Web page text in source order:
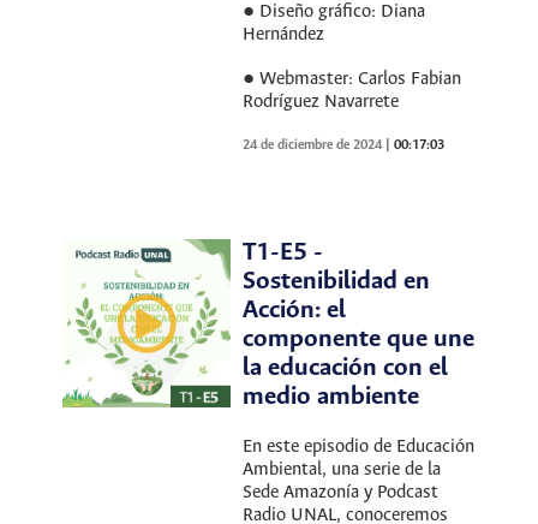
● Diseño gráfico: Diana
Hernández
● Webmaster: Carlos Fabian
Rodríguez Navarrete
24 de diciembre de 2024 |00:17:03
T1-E5 -
Sostenibilidad en
Acción: el
componente que une
la educación con el
medio ambiente
En este episodio de Educación
Ambiental, una serie de la
Sede Amazonía y Podcast
Radio UNAL, conoceremos